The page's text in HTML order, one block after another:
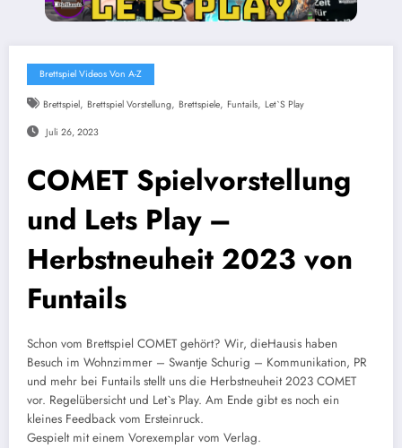
Brettspiel Videos Von A-Z
Brettspiel, Brettspiel Vorstellung, Brettspiele, Funtails, Let`s Play
Juli 26, 2023
COMET Spielvorstellung
und Lets Play –
Herbstneuheit 2023 von
Funtails
Schon vom Brettspiel COMET gehört? Wir, dieHausis haben
Besuch im Wohnzimmer – Swantje Schurig – Kommunikation, PR
und mehr bei Funtails stellt uns die Herbstneuheit 2023 COMET
vor. Regelübersicht und Let`s Play. Am Ende gibt es noch ein
kleines Feedback vom Ersteinruck.
Gespielt mit einem Vorexemplar vom Verlag.